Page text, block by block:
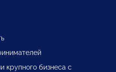
крупного бизнеса с